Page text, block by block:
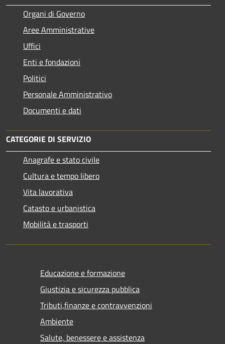
Organi di Governo
Aree Amministrative
Uffici
Enti e fondazioni
Politici
Personale Amministrativo
Documenti e dati
CATEGORIE DI SERVIZIO
Anagrafe e stato civile
Cultura e tempo libero
Vita lavorativa
Catasto e urbanistica
Mobilità e trasporti
Educazione e formazione
Giustizia e sicurezza pubblica
Tributi,finanze e contravvenzioni
Ambiente
Salute, benessere e assistenza